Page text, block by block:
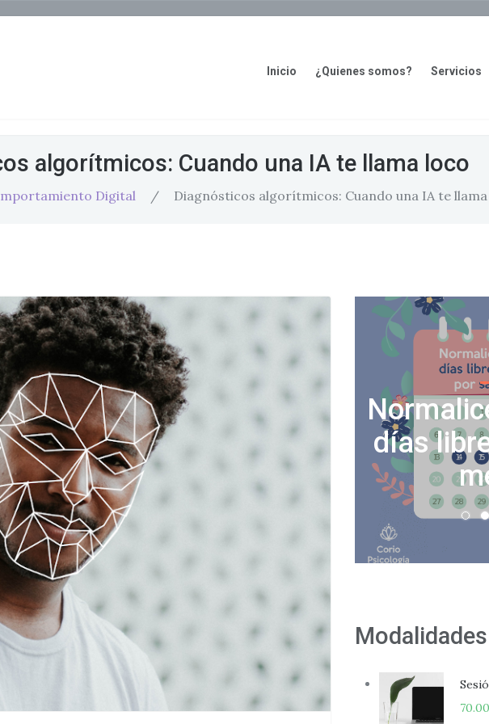
Inicio ¿Quienes somos? Servicios
algorítmicos: Cuando una IA te llama loco
Digital / Diagnósticos algorítmicos: Cuando una IA te
Adiciones
Comportamentales
Online: cuando el
camello lo sabe todo
de ti.
días
70.00